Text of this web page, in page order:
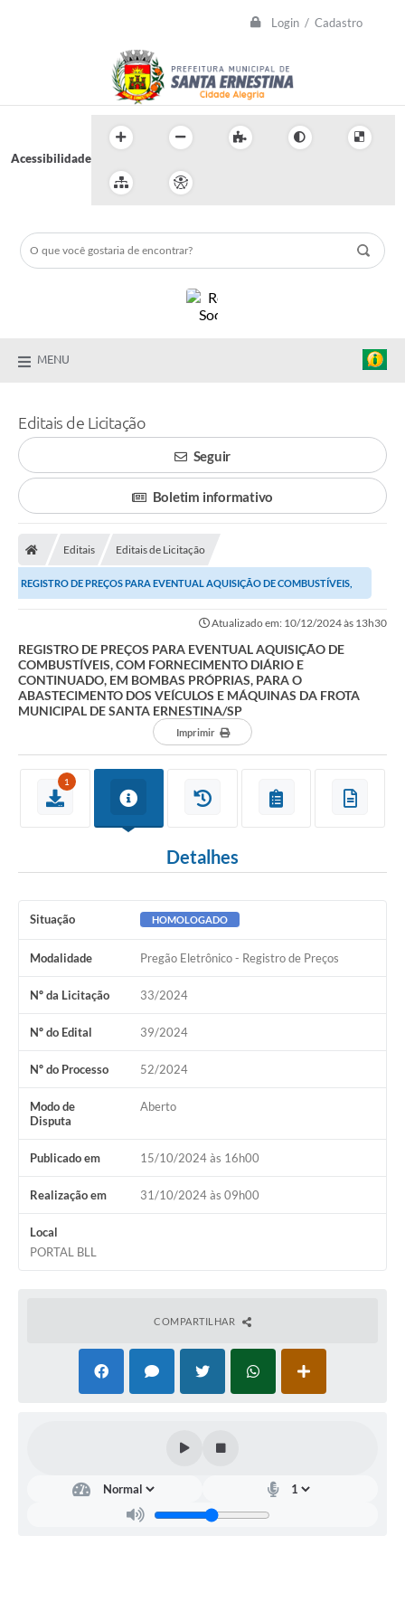
Login / Cadastro
Acessibilidade
MENU
Editais de Licitação
Seguir
Boletim informativo
Editais Editais de Licitação
REGISTRO DE PREÇOS PARA EVENTUAL AQUISIÇÃO DE COMBUSTÍVEIS,
Atualizado em: 10/12/2024 às 13h30
REGISTRO DE PREÇOS PARA EVENTUAL AQUISIÇÃO DE
COMBUSTÍVEIS, COM FORNECIMENTO DIÁRIO E
CONTINUADO, EM BOMBAS PRÓPRIAS, PARA O
ABASTECIMENTO DOS VEÍCULOS E MÁQUINAS DA FROTA
MUNICIPAL DE SANTA ERNESTINA/SP
Imprimir
1
Detalhes
Situação HOMOLOGADO
Modalidade Pregão Eletrônico - Registro de Preços
Nº da Licitação 33/2024
Nº do Edital 39/2024
Nº do Processo 52/2024
Modo de
Disputa
Aberto
Publicado em 15/10/2024 às 16h00
Realização em 31/10/2024 às 09h00
Local
PORTAL BLL
COMPARTILHAR